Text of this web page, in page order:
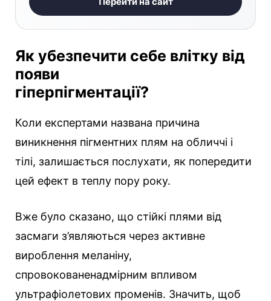
Як убезпечити себе влітку від
появи
гіперпігментації?
Коли експертами названа причина
виникнення пігментних плям на обличчі і
тілі, залишається послухати, як попередити
цей ефект в теплу пору року.
Вже було сказано, що стійкі плями від
засмаги з’являються через активне
вироблення меланіну,
спровокованенадмірним впливом
ультрафіолетових променів. Значить, щоб